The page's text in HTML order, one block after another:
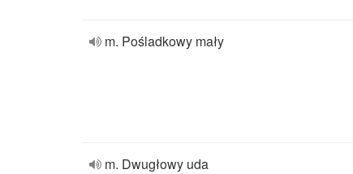
m. Pośladkowy mały
m. Dwugłowy uda